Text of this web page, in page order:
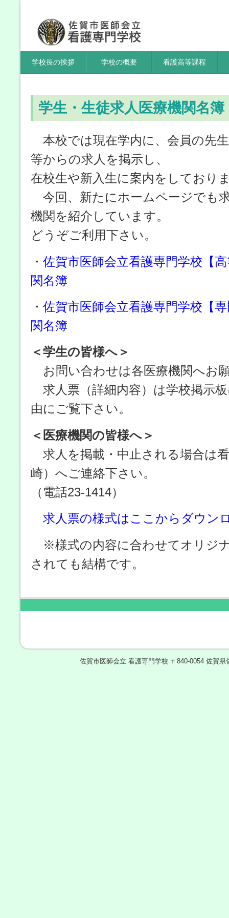
学校長の挨拶 学校の概要 看護高等課程
学生・生徒求人医療機関名簿
本校では現在学内に、会員の先
等からの求人を掲示し、
在校生や新入生に案内をしており
今回、新たにホームページでも
機関を紹介しています。
どうぞご利用下さい。
・ 佐賀市医師会立看護専門学校【
関名簿
・ 佐賀市医師会立看護専門学校【
関名簿
＜学生の皆様へ＞
お問い合わせは各医療機関へお
求人票（詳細内容）は学校掲示
由にご覧下さい。
＜医療機関の皆様へ＞
求人を掲載・中止される場合は
崎）へご連絡下さい。
（電話23-1414）
求人票の様式はここからダウン
※様式の内容に合わせてオリジ
されても結構です。
佐賀市医師会立 看護専門学校 〒840-0054 佐賀